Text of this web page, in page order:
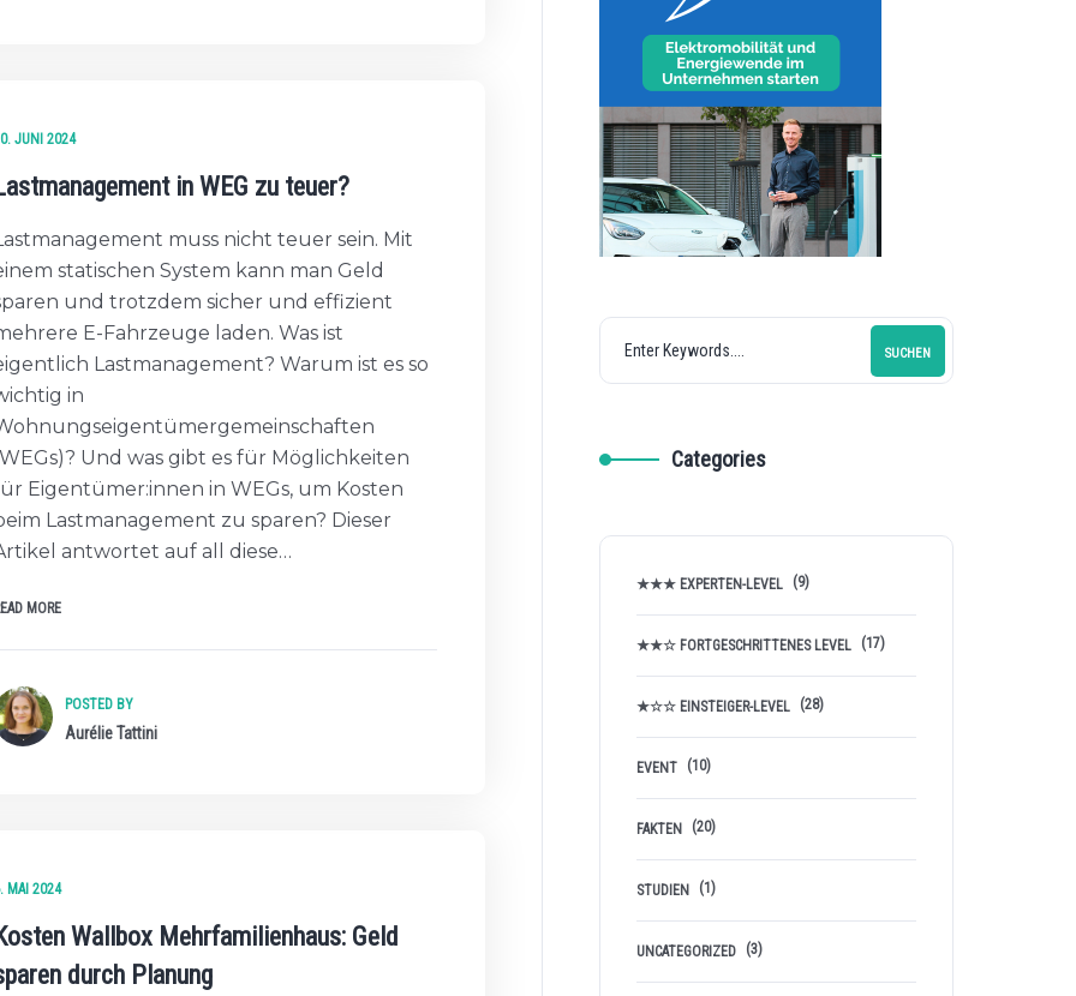
JUNI 2024
in WEG zu teuer?
muss nicht teuer sein. Mit
statischen System kann man Geld
und trotzdem sicher und effizient
E-Fahrzeuge laden. Was ist
Lastmanagement? Warum ist es so
in
Und was gibt es für Möglichkeiten
Eigentümer:innen in WEGs, um Kosten
Lastmanagement zu sparen? Dieser
antwortet auf all diese…
MORE
POSTED BY
Aurélie Tattini
MAI 2024
Wallbox Mehrfamilienhaus: Geld
durch Planung
SUCHEN
Categories
★★★ EXPERTEN-LEVEL (9)
★★☆ FORTGESCHRITTENES LEVEL (17)
★☆☆ EINSTEIGER-LEVEL (28)
EVENT (10)
FAKTEN (20)
STUDIEN (1)
UNCATEGORIZED (3)